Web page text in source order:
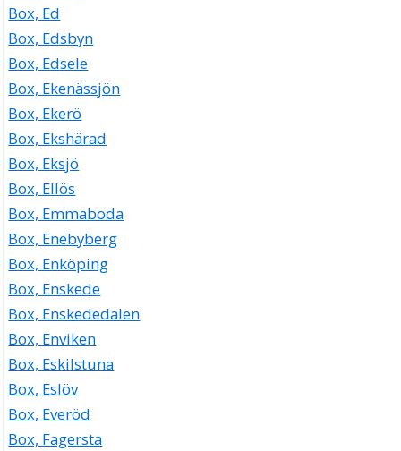
Box, Ed
Box, Edsbyn
Box, Edsele
Box, Ekenässjön
Box, Ekerö
Box, Ekshärad
Box, Eksjö
Box, Ellös
Box, Emmaboda
Box, Enebyberg
Box, Enköping
Box, Enskede
Box, Enskededalen
Box, Enviken
Box, Eskilstuna
Box, Eslöv
Box, Everöd
Box, Fagersta